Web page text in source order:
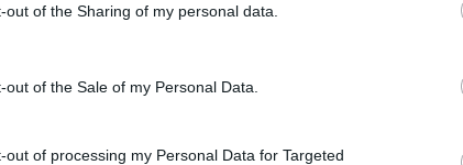
out of the Sharing of my personal data.
out of the Sale of my Personal Data.
out of processing my Personal Data for Targeted